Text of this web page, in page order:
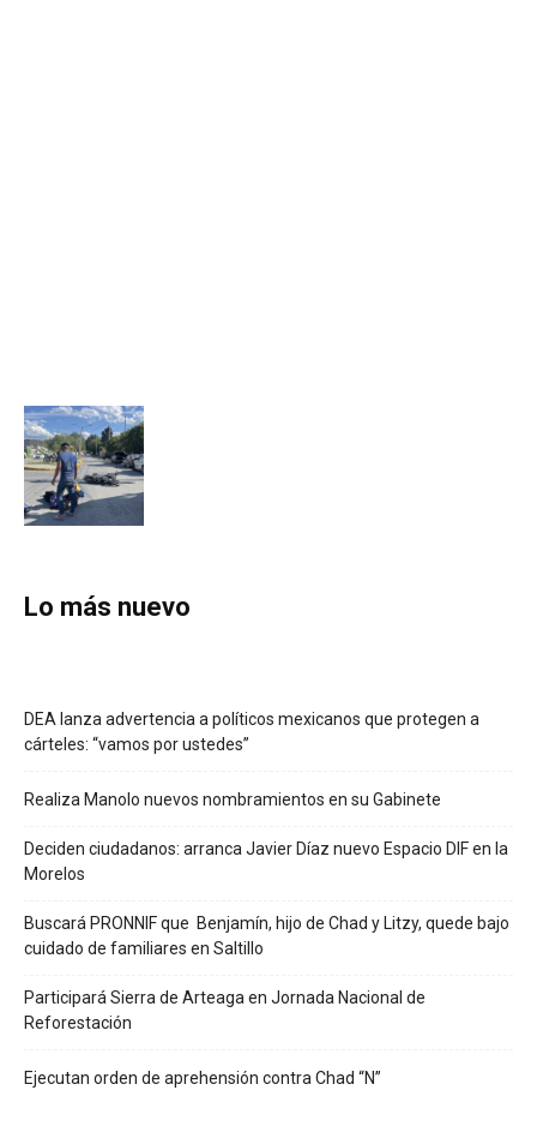
Lo más nuevo
DEA lanza advertencia a políticos mexicanos que protegen a
cárteles: “vamos por ustedes”
Realiza Manolo nuevos nombramientos en su Gabinete
Deciden ciudadanos: arranca Javier Díaz nuevo Espacio DIF en la
Morelos
Buscará PRONNIF que Benjamín, hijo de Chad y Litzy, quede bajo
cuidado de familiares en Saltillo
Participará Sierra de Arteaga en Jornada Nacional de
Reforestación
Ejecutan orden de aprehensión contra Chad “N”